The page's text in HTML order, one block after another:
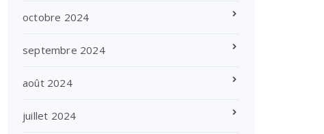
octobre 2024
septembre 2024
août 2024
juillet 2024